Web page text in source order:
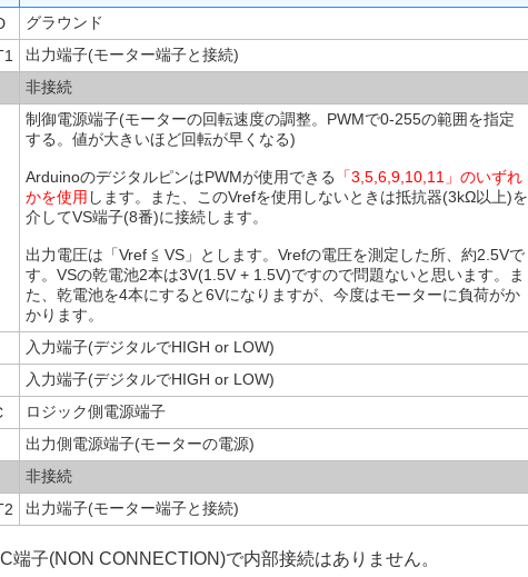
グラウンド
出力端子(モーター端子と接続)
非接続
制御電源端子(モーターの回転速度の調整。PWMで0-255の範囲を指定
する。値が大きいほど回転が早くなる)
ArduinoのデジタルピンはPWMが使用できる
「3,5,6,9,10,11」のいずれ
かを使用 します。また、このVrefを使用しないときは抵抗器(3kΩ以上)を
介してVS端子(8番)に接続します。
出力電圧は「Vref ≦ VS」とします。Vrefの電圧を測定した所、約2.5Vで
す。VSの乾電池2本は3V(1.5V + 1.5V)ですので問題ないと思います。ま
た、乾電池を4本にすると6Vになりますが、今度はモーターに負荷がか
かります。
入力端子(デジタルでHIGH or LOW)
入力端子(デジタルでHIGH or LOW)
ロジック側電源端子
出力側電源端子(モーターの電源)
非接続
出力端子(モーター端子と接続)
端子(NON CONNECTION)で内部接続はありません。